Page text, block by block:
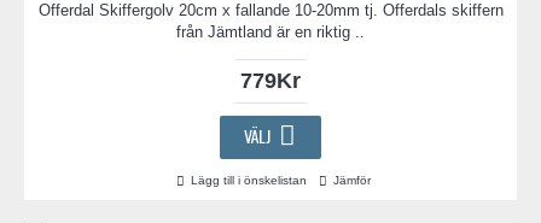
Offerdal Skiffergolv 20cm x fallande 10-20mm tj. Offerdals skiffern
från Jämtland är en riktig ..
779Kr
VÄLJ
Lägg till i önskelistan Jämför